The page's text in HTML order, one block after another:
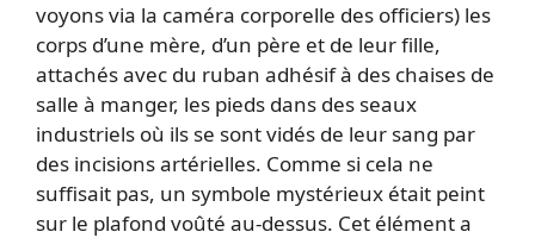
voyons via la caméra corporelle des officiers) les
corps d’une mère, d’un père et de leur fille,
attachés avec du ruban adhésif à des chaises de
salle à manger, les pieds dans des seaux
industriels où ils se sont vidés de leur sang par
des incisions artérielles. Comme si cela ne
suffisait pas, un symbole mystérieux était peint
sur le plafond voûté au-dessus. Cet élément a